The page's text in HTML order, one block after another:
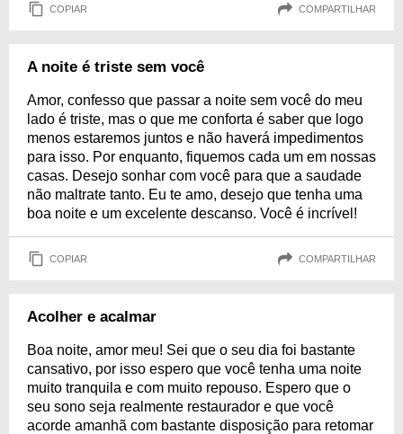
COPIAR COMPARTILHAR
A noite é triste sem você
Amor, confesso que passar a noite sem você do meu
lado é triste, mas o que me conforta é saber que logo
menos estaremos juntos e não haverá impedimentos
para isso. Por enquanto, fiquemos cada um em nossas
casas. Desejo sonhar com você para que a saudade
não maltrate tanto. Eu te amo, desejo que tenha uma
boa noite e um excelente descanso. Você é incrível!
COPIAR COMPARTILHAR
Acolher e acalmar
Boa noite, amor meu! Sei que o seu dia foi bastante
cansativo, por isso espero que você tenha uma noite
muito tranquila e com muito repouso. Espero que o
seu sono seja realmente restaurador e que você
acorde amanhã com bastante disposição para retomar